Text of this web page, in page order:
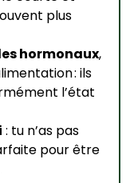
plus
hormonaux,
: ils
l’état
: tu n’as pas
pour être